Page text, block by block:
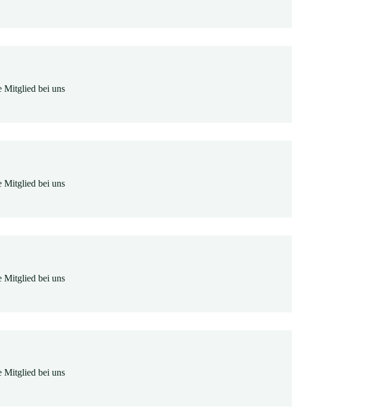
Mitglied bei uns
Mitglied bei uns
Mitglied bei uns
Mitglied bei uns